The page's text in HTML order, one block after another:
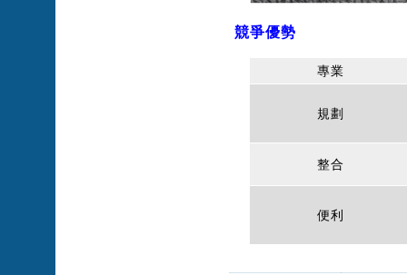
競爭優勢
專業
規劃
整合
便利